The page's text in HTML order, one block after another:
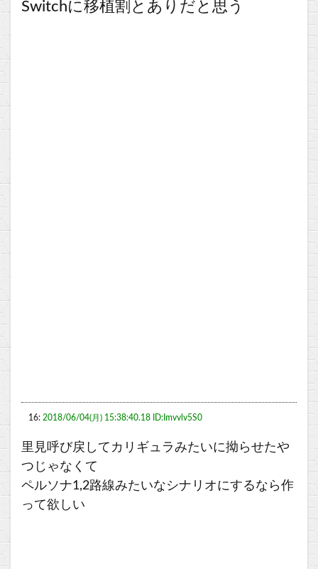
Switchに移植割とありだと思う
16: 2018/06/04(月) 15:38:40.18 ID:Imvvlv5S0
里見呼び戻してカリギュラみたいに拗らせたや
つじゃなくて
ペルソナ1,2路線みたいなシナリオにするなら作
って欲しい